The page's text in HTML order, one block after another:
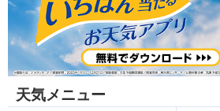
天気メニュー